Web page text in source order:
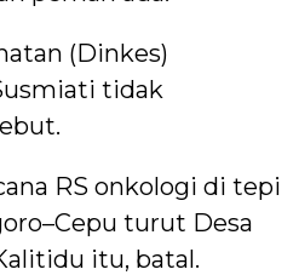
(Dinkes)
tidak
RS onkologi di tepi
turut Desa
itu, batal.